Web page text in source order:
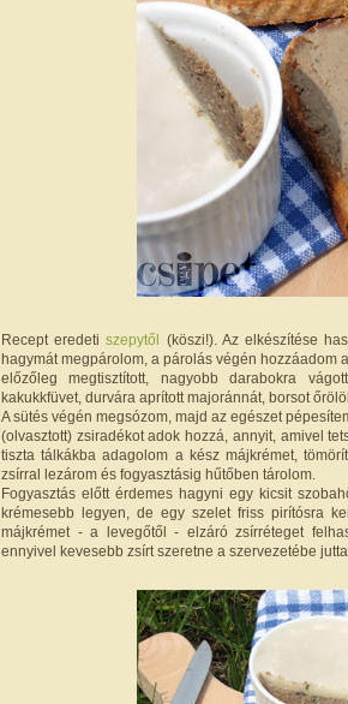
Recept eredetiszepytől (köszi!). Az elkészítése
hagymát megpárolom, a párolás végén hozzáadom
előzőleg megtisztított, nagyobb darabokra
kakukkfüvet, durvára aprított majoránnát, borsot
A sütés végén megsózom, majd az egészet
(olvasztott) zsiradékot adok hozzá, annyit, amivel
tiszta tálkákba adagolom a kész májkrémet,
zsírral lezárom és fogyasztásig hűtőben tárolom.
Fogyasztás előtt érdemes hagyni egy kicsit
krémesebb legyen, de egy szelet friss pirítósra
májkrémet - a levegőtől - elzáró zsírréteget
ennyivel kevesebb zsírt szeretne a szervezetébe